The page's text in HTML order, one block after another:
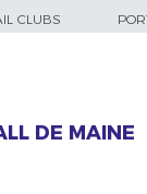
CLUBS
DE MAINE